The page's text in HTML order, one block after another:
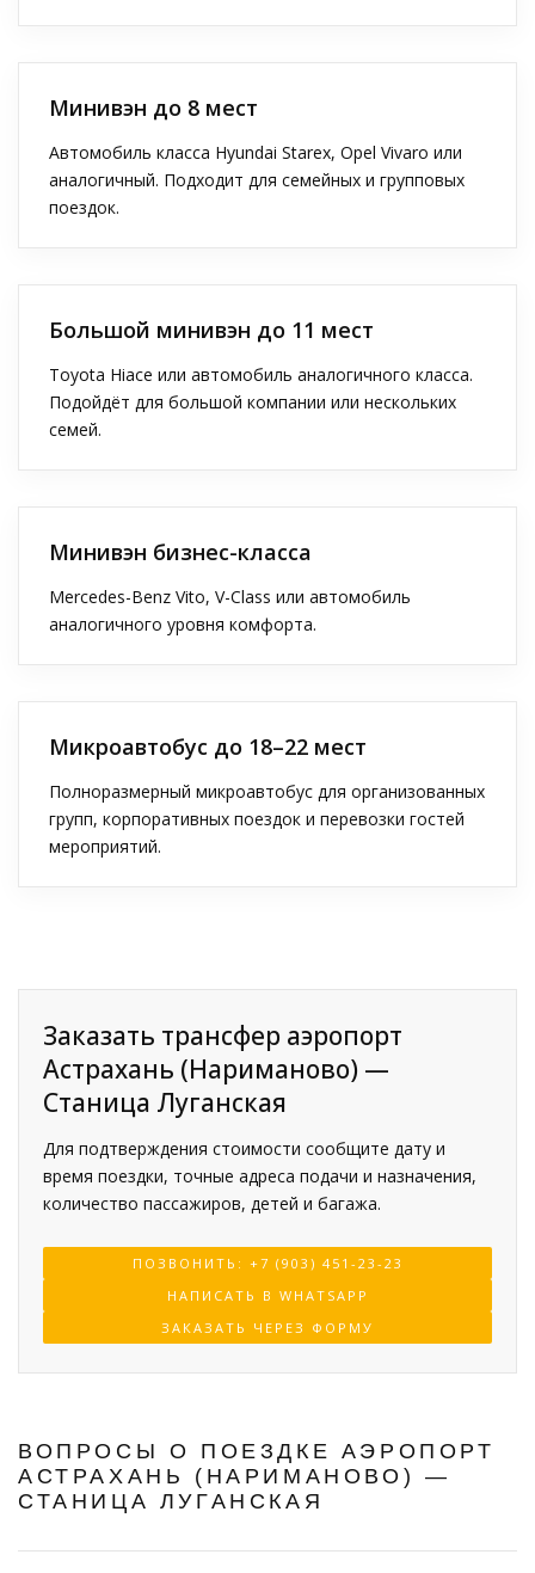
Минивэн до 8 мест
Автомобиль класса Hyundai Starex, Opel Vivaro или
аналогичный. Подходит для семейных и групповых
поездок.
Большой минивэн до 11 мест
Toyota Hiace или автомобиль аналогичного класса.
Подойдёт для большой компании или нескольких
семей.
Минивэн бизнес-класса
Mercedes-Benz Vito, V-Class или автомобиль
аналогичного уровня комфорта.
Микроавтобус до 18–22 мест
Полноразмерный микроавтобус для организованных
групп, корпоративных поездок и перевозки гостей
мероприятий.
Заказать трансфер аэропорт
Астрахань (Нариманово) —
Станица Луганская
Для подтверждения стоимости сообщите дату и
время поездки, точные адреса подачи и назначения,
количество пассажиров, детей и багажа.
ПОЗВОНИТЬ: +7 (903) 451-23-23
НАПИСАТЬ В WHATSAPP
ЗАКАЗАТЬ ЧЕРЕЗ ФОРМУ
ВОПРОСЫ О ПОЕЗДКЕ АЭРОПОРТ
АСТРАХАНЬ (НАРИМАНОВО) —
СТАНИЦА ЛУГАНСКАЯ